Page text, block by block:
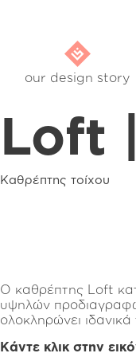
our design story
Loft
Καθρέπτης τοίχου
Ο καθρέπτης Loft
υψηλών
ολοκληρώνει
Κάντε κλικ στην